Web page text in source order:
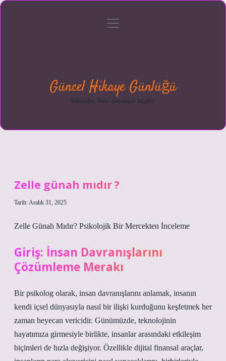
menüyü
Güncel Hikaye Günlüğü
Sektörden ilham alan neşeli bilgiler!
Zelle günah mıdır ?
Tarih: Aralık 31, 2025
Zelle Günah Mıdır? Psikolojik Bir Mercekten İnceleme
Giriş: İnsan Davranışlarını
Çözümleme Merakı
Bir psikolog olarak, insan davranışlarını anlamak, insanın
kendi içsel dünyasıyla nasıl bir ilişki kurduğunu keşfetmek her
zaman heyecan vericidir. Günümüzde, teknolojinin
hayatımıza girmesiyle birlikte, insanlar arasındaki etkileşim
biçimleri de hızla değişiyor. Özellikle dijital finansal araçlar,